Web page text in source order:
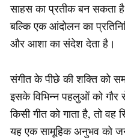
साहस का प्रतीक बन सकता
बल्कि एक आंदोलन का
और आशा का संदेश देता है।
संगीत के पीछे की शक्ति को
इसके विभिन्न पहलुओं को
किसी गीत को गाता है, तो
यह एक सामूहिक अनुभव को